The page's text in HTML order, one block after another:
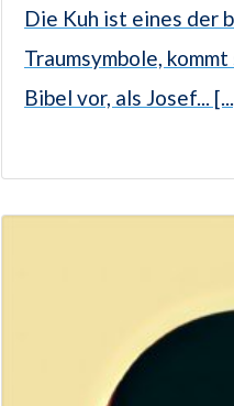
Die Kuh ist eines der
Traumsymbole,
Bibel vor, als Josef...